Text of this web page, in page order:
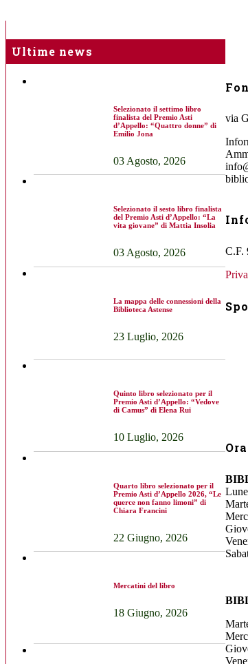
Ultime news
Selezionato il settimo libro
finalista del Premio Asti
d’Appello: “Quattro donne” di
Emilio Jona
03 Agosto, 2026
Selezionato il sesto libro finalista
del Premio Asti d’Appello: “La
vita giovane” di Mattia Insolia
03 Agosto, 2026
La mappa delle connessioni della
Biblioteca Astense
23 Luglio, 2026
Quinto libro selezionato per il
Premio Asti d’Appello: “Vedove
di Camus” di Elena Rui
10 Luglio, 2026
Quarto libro selezionato per il
Premio Asti d’Appello 2026, “Le
querce non fanno limoni” di
Chiara Francini
22 Giugno, 2026
Mercatini del libro
18 Giugno, 2026
via
C.F.